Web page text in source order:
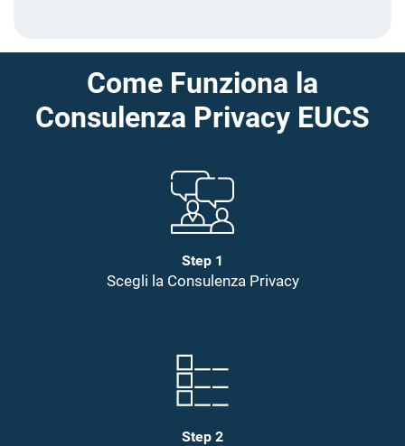
Come Funziona la
Consulenza Privacy EUCS
Step 1
Scegli la Consulenza Privacy
Step 2